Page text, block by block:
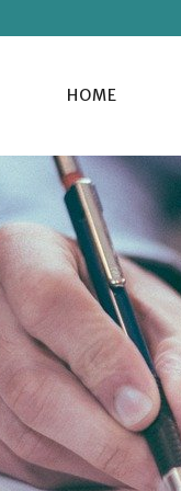
HOME